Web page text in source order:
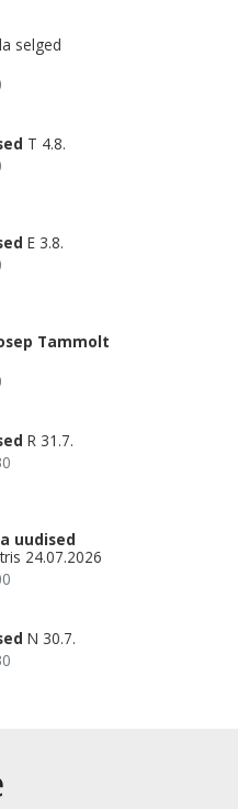
selged
T 4.8.
E 3.8.
Tammolt
R 31.7.
uudised
24.07.2026
N 30.7.